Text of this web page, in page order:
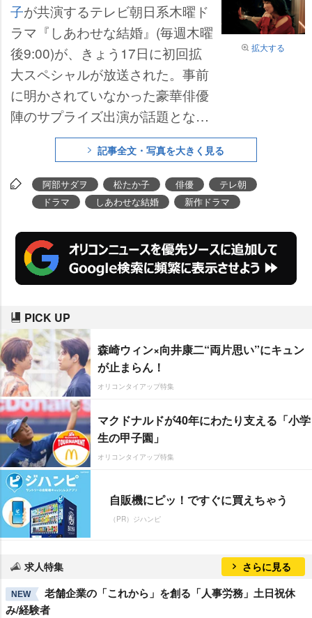
拡大する
子が共演するテレビ朝日系木曜ド
ラマ『しあわせな結婚』(毎週木曜
後9:00)が、きょう17日に初回拡
大スペシャルが放送された。事前
に明かされていなかった豪華俳優
陣のサプライズ出演が話題となっ
記事全文・写真を大きく見る
阿部サダヲ 松たか子 俳優
テレ朝
ドラマ
しあわせな結婚 新作ドラマ
PICK UP
森崎ウィン×向井康二“両片思い”にキュン
が止まらん！
オリコンタイアップ特集
マクドナルドが40年にわたり支える「小学
生の甲子園」
オリコンタイアップ特集
自販機にピッ！ですぐに買えちゃう
（PR）ジハンピ
求人特集 さらに見る
NEW
老舗企業の「これから」を創る「人事労務」土日祝休
み/経験者